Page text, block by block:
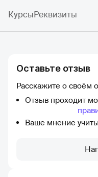
КурсыРеквизиты
Оставьте отзыв
Расскажите о своём
Отзыв проходит
Ваше мнение